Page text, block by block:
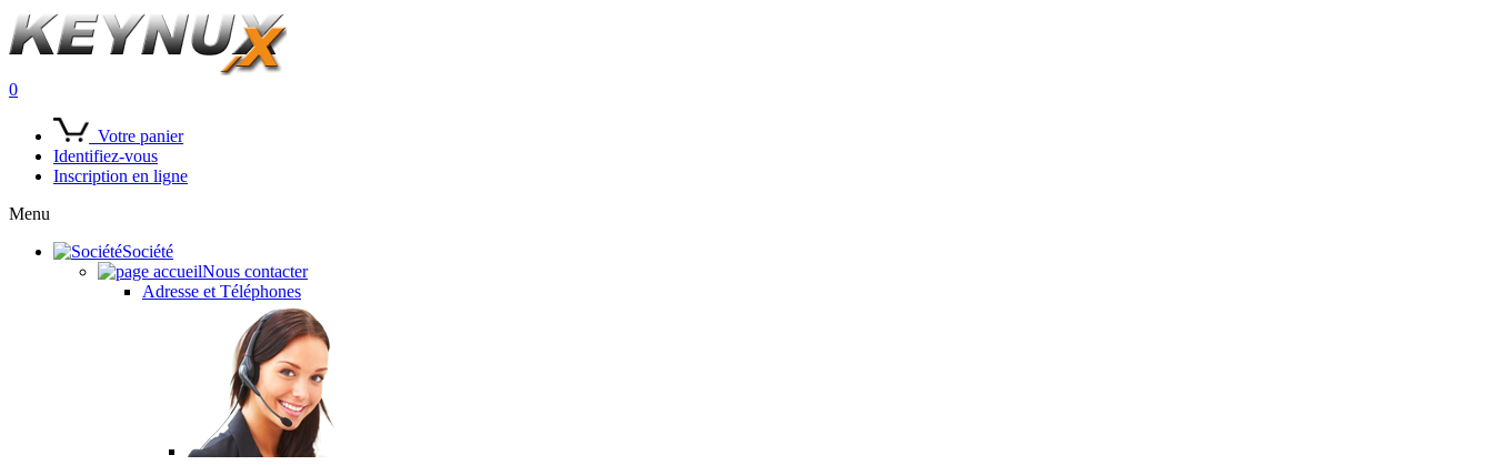
0
Votre panier
Identifiez-vous
Inscription en ligne
Menu
Société
Nous contacter
Adresse et Téléphones